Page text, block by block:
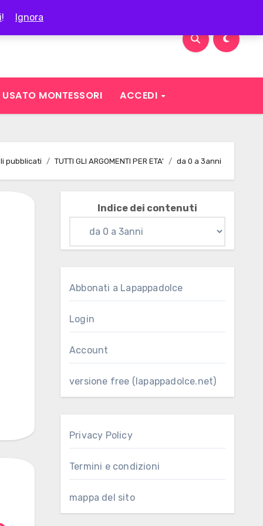
! Ignora
USATO MONTESSORI ACCEDI
pubblicati TUTTI GLI ARGOMENTI PER ETA' da 0 a 3anni
Indice dei contenuti
Abbonati a Lapappadolce
Login
Account
versione free (lapappadolce.net)
Privacy Policy
Termini e condizioni
mappa del sito